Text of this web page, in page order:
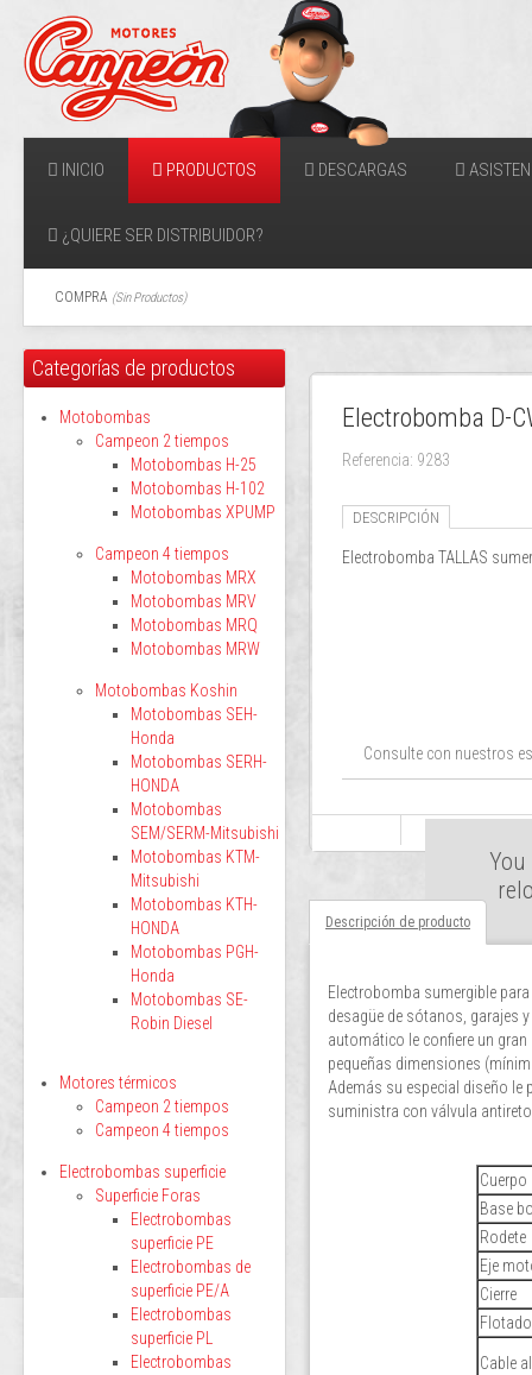
INICIO PRODUCTOS DESCARGAS
¿QUIERE SER DISTRIBUIDOR?
COMPRA (Sin Productos)
Electrobomba D-
Referencia: 9283
DESCRIPCIÓN
Electrobomba TALLAS
Consulte con nuestros
You
Descripción de producto
Electrobomba sumergible
desagüe de sótanos, garajes
automático le confiere un
pequeñas dimensiones
Además su especial diseño le
suministra con válvula
Base
Rodete
Eje
Cierre
Cable
Categorías de productos
Motobombas
Campeon 2 tiempos
Motobombas H-25
Motobombas H-102
Motobombas XPUMP
Campeon 4 tiempos
Motobombas MRX
Motobombas MRV
Motobombas MRQ
Motobombas MRW
Motobombas Koshin
Motobombas SEH-
Honda
Motobombas SERH-
HONDA
Motobombas
SEM/SERM-Mitsubishi
Motobombas KTM-
Mitsubishi
Motobombas KTH-
HONDA
Motobombas PGH-
Honda
Motobombas SE-
Robin Diesel
Motores térmicos
Campeon 2 tiempos
Campeon 4 tiempos
Electrobombas superficie
Superficie Foras
Electrobombas
superficie PE
Electrobombas de
superficie PE/A
Electrobombas
superficie PL
Electrobombas